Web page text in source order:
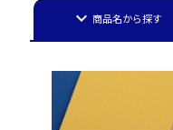
keyboard_arrow_down 商品名から探す